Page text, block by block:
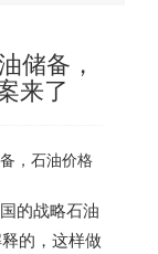
储备，
来了
，石油价格
的战略石油
的，这样做